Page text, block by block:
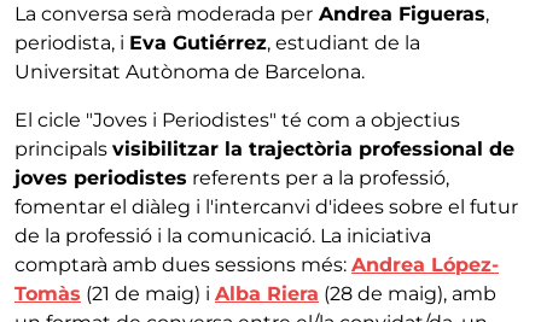
La conversa serà moderada per Andrea Figueras,
periodista, i Eva Gutiérrez, estudiant de la
Universitat Autònoma de Barcelona.
El cicle "Joves i Periodistes" té com a objectius
principals visibilitzar la trajectòria professional de
joves periodistes referents per a la professió,
fomentar el diàleg i l'intercanvi d'idees sobre el futur
de la professió i la comunicació. La iniciativa
comptarà amb dues sessions més: Andrea López-
Tomàs (21 de maig) i Alba Riera (28 de maig), amb